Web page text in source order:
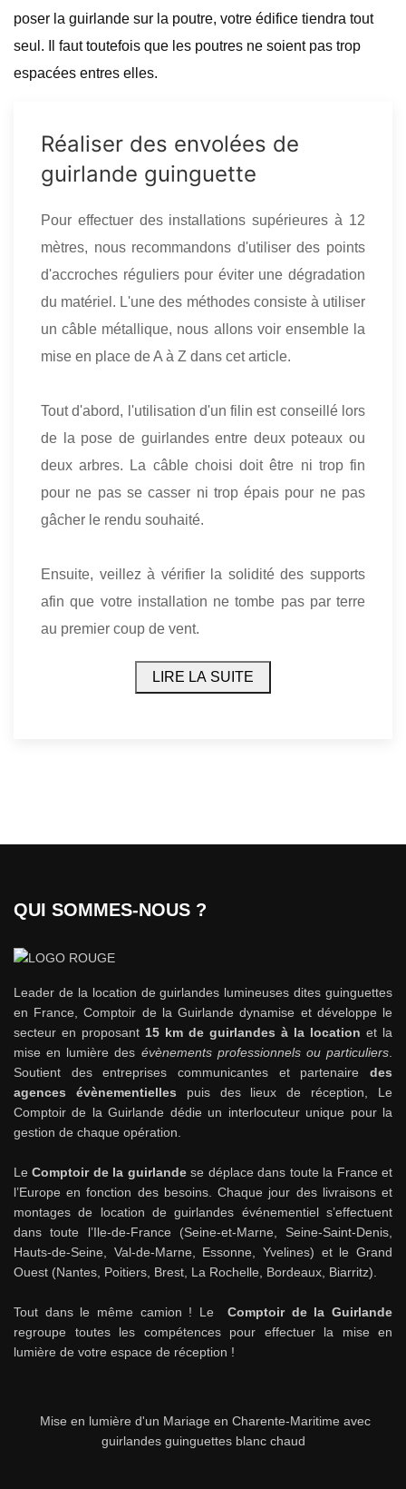
poser la guirlande sur la poutre, votre édifice tiendra tout
seul. Il faut toutefois que les poutres ne soient pas trop
espacées entres elles.
Réaliser des envolées de
guirlande guinguette
Pour effectuer des installations supérieures à 12
mètres, nous recommandons d'utiliser des points
d'accroches réguliers pour éviter une dégradation
du matériel. L'une des méthodes consiste à utiliser
un câble métallique, nous allons voir ensemble la
mise en place de A à Z dans cet article.
Tout d'abord, l'utilisation d'un filin est conseillé lors
de la pose de guirlandes entre deux poteaux ou
deux arbres. La câble choisi doit être ni trop fin
pour ne pas se casser ni trop épais pour ne pas
gâcher le rendu souhaité.
Ensuite, veillez à vérifier la solidité des supports
afin que votre installation ne tombe pas par terre
au premier coup de vent.
LIRE LA SUITE
QUI SOMMES-NOUS ?
Leader de la location de guirlandes lumineuses dites guinguettes
en France, Comptoir de la Guirlande dynamise et développe le
secteur en proposant 15 km de guirlandes à la location et la
mise en lumière des évènements professionnels ou particuliers
Soutient des entreprises communicantes et partenaire des
agences évènementielles puis des lieux de réception, Le
Comptoir de la Guirlande dédie un interlocuteur unique pour la
gestion de chaque opération.
LeComptoir de la guirlandese déplace dans toute la France et
l’Europe en fonction des besoins. Chaque jour des livraisons et
montages de location de guirlandes événementiel s’effectuent
dans toute l’Ile-de-France (Seine-et-Marne, Seine-Saint-Denis,
Hauts-de-Seine, Val-de-Marne, Essonne, Yvelines) et le Grand
Ouest (Nantes, Poitiers, Brest, La Rochelle, Bordeaux, Biarritz).
Tout dans le même camion ! Le
Comptoir de la Guirlande
regroupe toutes les compétences pour effectuer la mise en
lumière de votre espace de réception !
Mise en lumière d'un Mariage en Charente-Maritime avec
guirlandes guinguettes blanc chaud